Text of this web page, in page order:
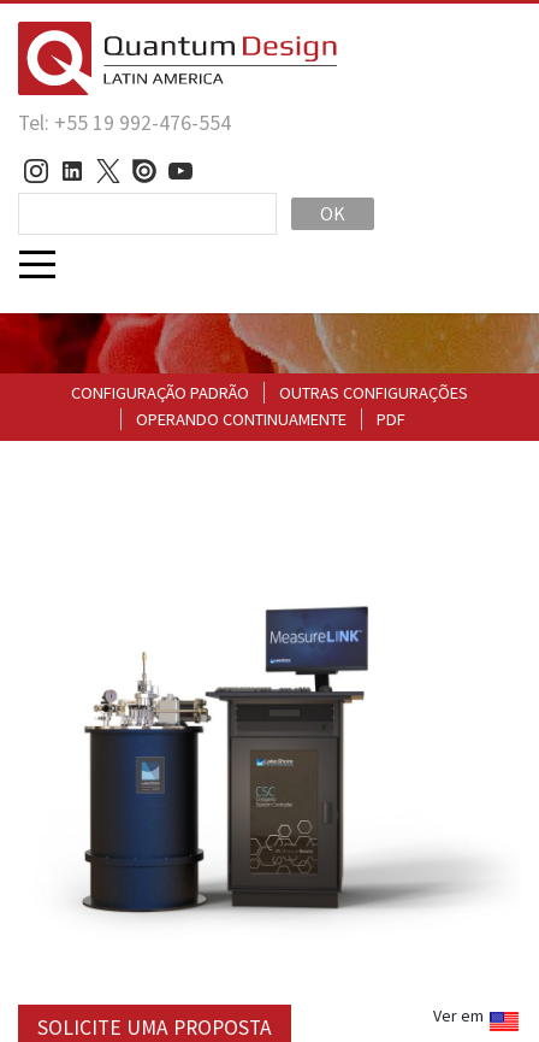
Tel: +55 19 992-476-554
OK
CONFIGURAÇÃO PADRÃO
OUTRAS CONFIGURAÇÕES
OPERANDO CONTINUAMENTE
PDF
Ver em
SOLICITE UMA PROPOSTA